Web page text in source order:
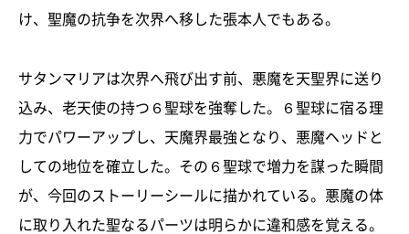
け、聖魔の抗争を次界へ移した張本人でもある。
サタンマリアは次界へ飛び出す前、悪魔を天聖界に送り
込み、老天使の持つ６聖球を強奪した。６聖球に宿る理
力でパワーアップし、天魔界最強となり、悪魔ヘッドと
しての地位を確立した。その６聖球で増力を謀った瞬間
が、今回のストーリーシールに描かれている。悪魔の体
に取り入れた聖なるパーツは明らかに違和感を覚える。